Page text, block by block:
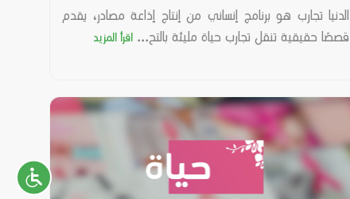
الدنيا تجارب هو برنامج إنساني من إنتاج إذاعة مصادر، يقدم
قصصًا حقيقية تنقل تجارب حياة مليئة بالتح... اقرأ المزيد